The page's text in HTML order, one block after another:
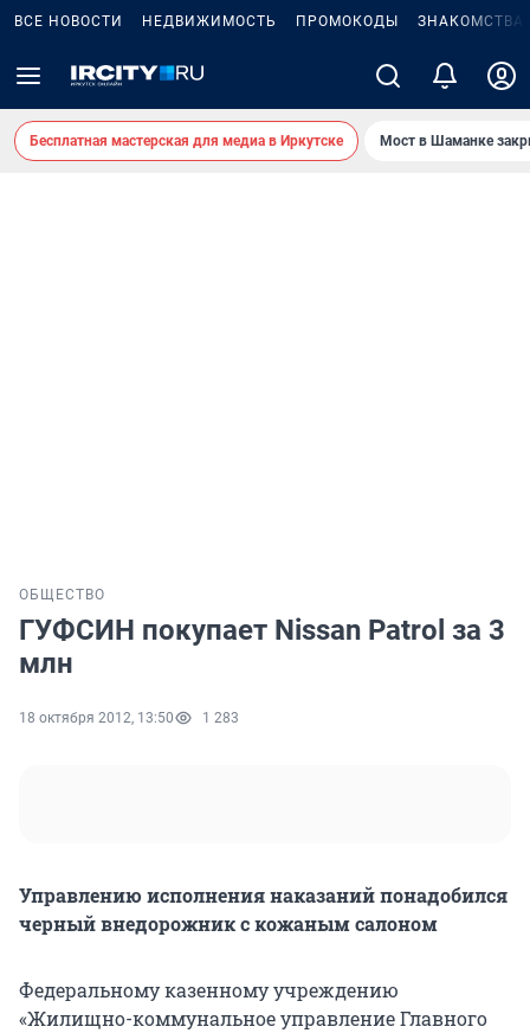
ВСЕ НОВОСТИ НЕДВИЖИМОСТЬ ПРОМОКОДЫ ЗНАКОМСТВА
Бесплатная мастерская для медиа в Иркутске Мост в Шаманке
ОБЩЕСТВО
ГУФСИН покупает Nissan Patrol за 3
млн
18 октября 2012, 13:50 1 283
Управлению исполнения наказаний понадобился
черный внедорожник с кожаным салоном
Федеральному казенному учреждению
«Жилищно-коммунальное управление Главного